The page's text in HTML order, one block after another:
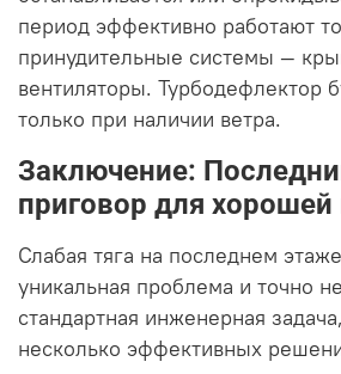
период эффективно работают
принудительные системы —
вентиляторы. Турбодефлектор
только при наличии ветра.
Заключение:
приговор для хорошей
Слабая тяга на последнем
уникальная проблема и точно
стандартная инженерная
несколько эффективных